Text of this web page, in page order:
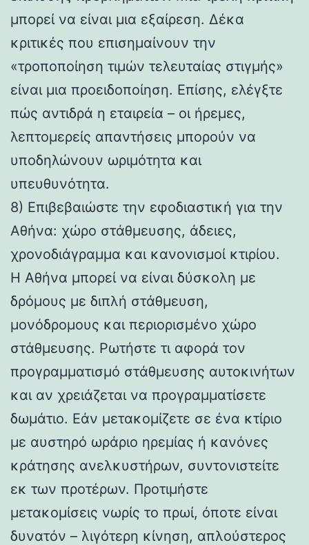
μπορεί να είναι μια εξαίρεση. Δέκα
κριτικές που επισημαίνουν την
«τροποποίηση τιμών τελευταίας στιγμής»
είναι μια προειδοποίηση. Επίσης, ελέγξτε
πώς αντιδρά η εταιρεία – οι ήρεμες,
λεπτομερείς απαντήσεις μπορούν να
υποδηλώνουν ωριμότητα και
υπευθυνότητα.
8) Επιβεβαιώστε την εφοδιαστική για την
Αθήνα: χώρο στάθμευσης, άδειες,
χρονοδιάγραμμα και κανονισμοί κτιρίου.
Η Αθήνα μπορεί να είναι δύσκολη με
δρόμους με διπλή στάθμευση,
μονόδρομους και περιορισμένο χώρο
στάθμευσης. Ρωτήστε τι αφορά τον
προγραμματισμό στάθμευσης αυτοκινήτων
και αν χρειάζεται να προγραμματίσετε
δωμάτιο. Εάν μετακομίζετε σε ένα κτίριο
με αυστηρό ωράριο ηρεμίας ή κανόνες
κράτησης ανελκυστήρων, συντονιστείτε
εκ των προτέρων. Προτιμήστε
μετακομίσεις νωρίς το πρωί, όποτε είναι
δυνατόν – λιγότερη κίνηση, απλούστερος